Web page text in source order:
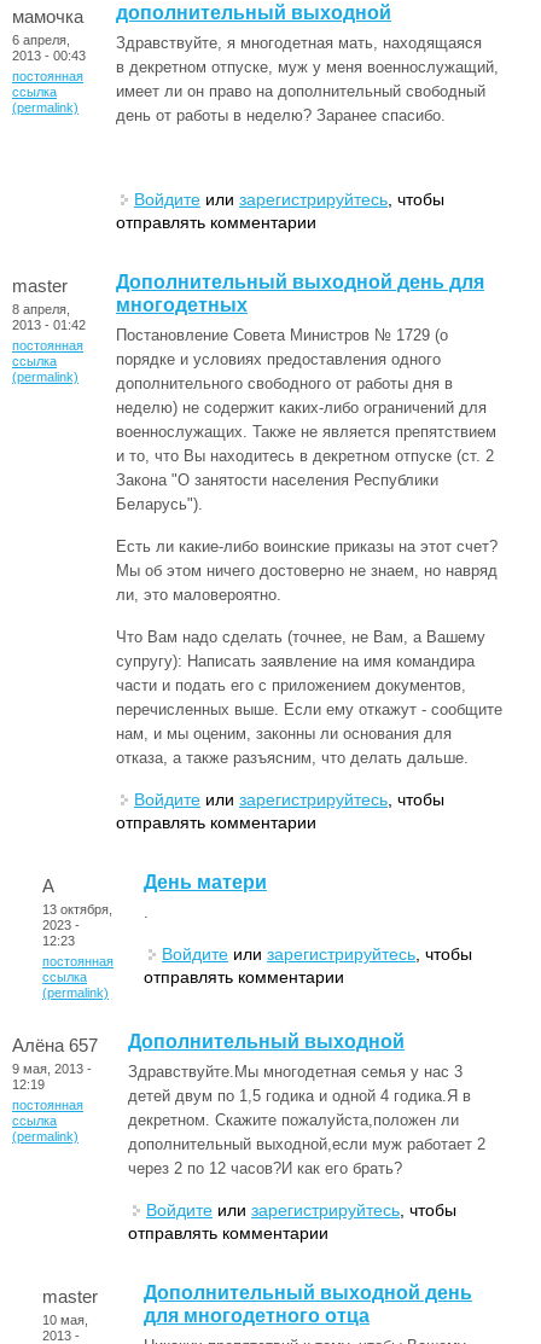
мамочка
6 апреля,
2013 - 00:43
постоянная
ссылка
(permalink)
дополнительный выходной
Здравствуйте, я многодетная мать, находящаяся
в декретном отпуске, муж у меня военнослужащий,
имеет ли он право на дополнительный свободный
день от работы в неделю? Заранее спасибо.
Войдите или зарегистрируйтесь , чтобы
отправлять комментарии
master
8 апреля,
2013 - 01:42
постоянная
ссылка
(permalink)
Дополнительный выходной день для
многодетных
Постановление Совета Министров № 1729 (о
порядке и условиях предоставления одного
дополнительного свободного от работы дня в
неделю) не содержит каких-либо ограничений для
военнослужащих. Также не является препятствием
и то, что Вы находитесь в декретном отпуске (ст. 2
Закона "О занятости населения Республики
Беларусь").
Есть ли какие-либо воинские приказы на этот счет?
Мы об этом ничего достоверно не знаем, но навряд
ли, это маловероятно.
Что Вам надо сделать (точнее, не Вам, а Вашему
супругу): Написать заявление на имя командира
части и подать его с приложением документов,
перечисленных выше. Если ему откажут - сообщите
нам, и мы оценим, законны ли основания для
отказа, а также разъясним, что делать дальше.
Войдите или зарегистрируйтесь , чтобы
отправлять комментарии
А
13 октября,
2023 -
12:23
постоянная
ссылка
(permalink)
День матери
Войдите или зарегистрируйтесь , чтобы
отправлять комментарии
Алёна 657
9 мая, 2013 -
12:19
постоянная
ссылка
(permalink)
Дополнительный выходной
Здравствуйте.Мы многодетная семья у нас 3
детей двум по 1,5 годика и одной 4 годика.Я в
декретном. Скажите пожалуйста,положен ли
дополнительный выходной,если муж работает 2
через 2 по 12 часов?И как его брать?
Войдите или зарегистрируйтесь , чтобы
отправлять комментарии
master
10 мая,
2013 -
Дополнительный выходной день
для многодетного отца